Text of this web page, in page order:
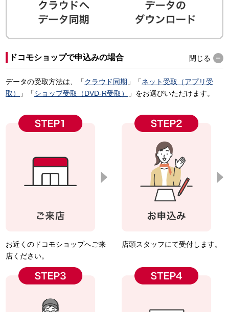
ドコモショップで申込みの場合 閉じる
データの受取方法は、「クラウド同期 」「ネット受取（アプリ受
取）
」「ショップ受取（DVD-R受取） 」をお選びいただけます。
お近くのドコモショップへご来
店ください。
店頭スタッフにて受付します。